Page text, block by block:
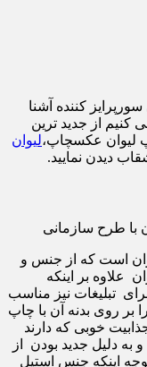
کننده آشنا
کنیم از جدید ترین
لیوان عکسچاپ،لیوان
دیدن نمایید.
است که از جنس و
علاوه بر اینکه
تبلیغات نیز مناسب
بر روی بدنه آن با چاپ
خوبی که دارند
به دلیل جدید بودن از
توجه اینکه جنس استیل